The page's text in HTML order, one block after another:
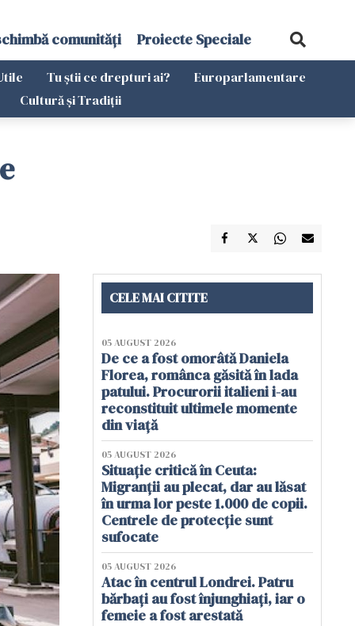
comunități Proiecte Speciale
Tu știi ce drepturi ai?
Europarlamentare
Cultură și Tradiții
CELE MAI CITITE
05 AUGUST 2026
De ce a fost omorâtă Daniela
Florea, românca găsită în lada
patului. Procurorii italieni i-au
reconstituit ultimele momente
din viață
05 AUGUST 2026
Situație critică în Ceuta:
Migranții au plecat, dar au lăsat
în urma lor peste 1.000 de copii.
Centrele de protecție sunt
sufocate
05 AUGUST 2026
Atac în centrul Londrei. Patru
bărbați au fost înjunghiați, iar o
femeie a fost arestată